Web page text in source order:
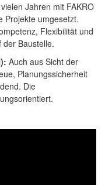
Jahren mit FAKRO
Projekte umgesetzt.
Flexibilität und
Baustelle.
Auch aus Sicht der
Planungssicherheit
Die